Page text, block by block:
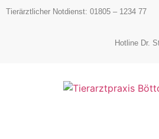
springen
Tierärztlicher Notdienst: 01805 – 1234 77
Hotline Dr.